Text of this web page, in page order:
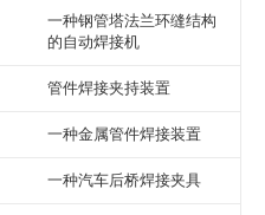
一种钢管塔法兰环缝结构
的自动焊接机
管件焊接夹持装置
一种金属管件焊接装置
一种汽车后桥焊接夹具